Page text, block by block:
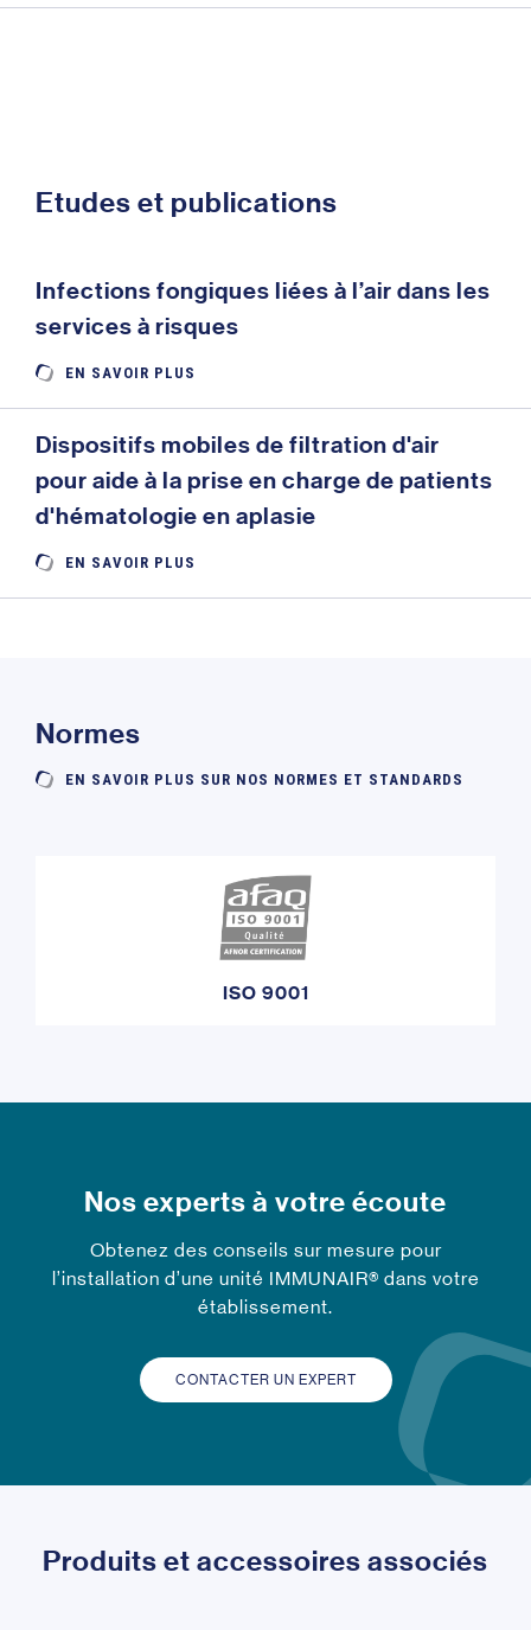
Etudes et publications
Infections fongiques liées à l’air dans les
services à risques
EN SAVOIR PLUS
Dispositifs mobiles de filtration d'air
pour aide à la prise en charge de patients
d'hématologie en aplasie
EN SAVOIR PLUS
Normes
EN SAVOIR PLUS SUR NOS NORMES ET STANDARDS
ISO 9001
Nos experts à votre écoute
Obtenez des conseils sur mesure pour
l’installation d’une unité IMMUNAIR® dans votre
établissement.
CONTACTER UN EXPERT
Produits et accessoires associés